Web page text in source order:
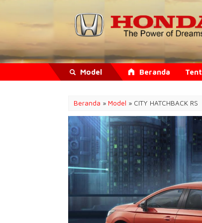
Model Beranda
Beranda » Model » CITY HATCHBACK RS